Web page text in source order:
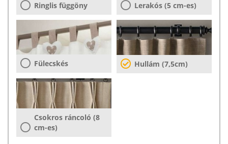
Ringlis függöny Lerakós (5 cm-es)
Fülecskés Hullám (7,5cm)
Csokros ráncoló (8
cm-es)